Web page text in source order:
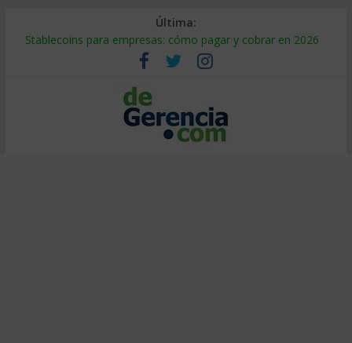
Última:
Stablecoins para empresas: cómo pagar y cobrar en 2026
Despido silencioso: qué es y por qué sale tan caro
IA en selección de personal: cómo auditarla a tiempo
Trabajo forzoso en la cadena de suministro: qué hacer
Mercado hispano de EE. UU.: cómo segmentarlo y venderle